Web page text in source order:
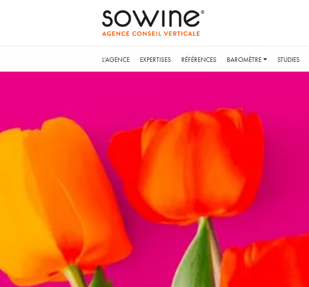
L’AGENCE EXPERTISES RÉFÉRENCES BAROMÈTRE STUDIES